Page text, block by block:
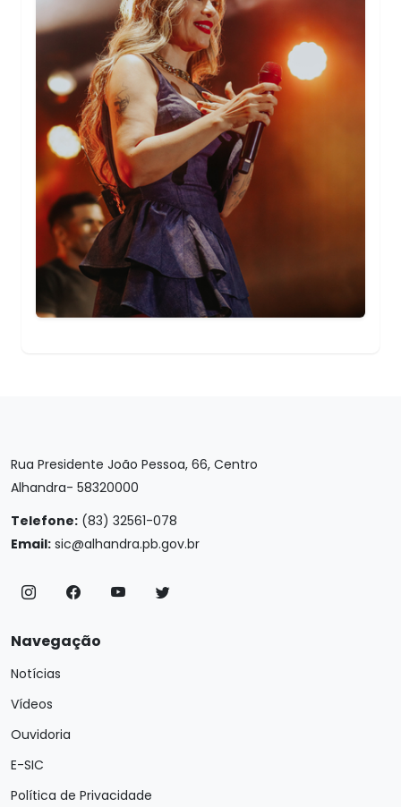
Rua Presidente João Pessoa, 66, Centro
Alhandra- 58320000
Telefone: (83) 32561-078
Email: sic@alhandra.pb.gov.br
Navegação
Notícias
Vídeos
Ouvidoria
E-SIC
Política de Privacidade